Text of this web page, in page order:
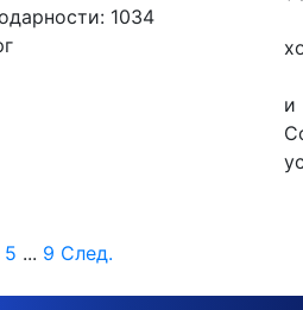
1034
и
5 ... 9 След.